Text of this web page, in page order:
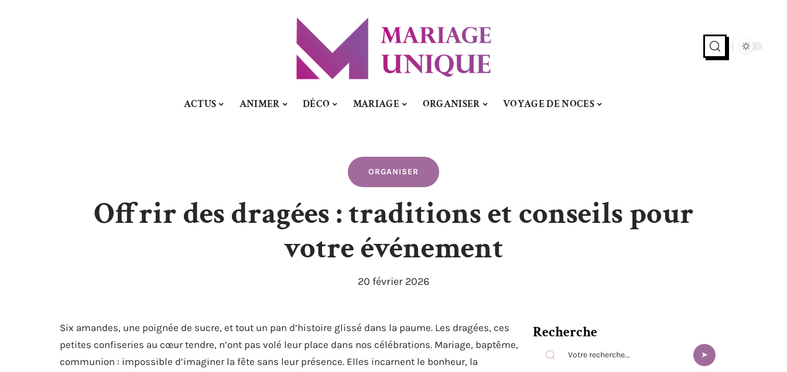
ACTUS ANIMER DÉCO MARIAGE ORGANISER VOYAGE DE NOCES
ORGANISER
Offrir des dragées : traditions et conseils pour
votre événement
20 février 2026
Six amandes, une poignée de sucre, et tout un pan d’histoire glissé dans la paume. Les dragées, ces
petites confiseries au cœur tendre, n’ont pas volé leur place dans nos célébrations. Mariage, baptême,
communion : impossible d’imaginer la fête sans leur présence. Elles incarnent le bonheur, la
Recherche